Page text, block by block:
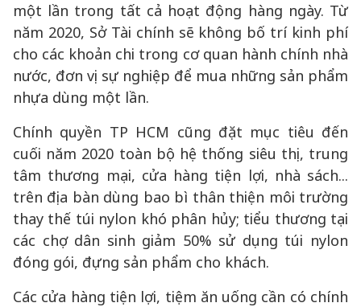
một lần trong tất cả hoạt động hàng ngày. Từ
năm 2020, Sở Tài chính sẽ không bố trí kinh phí
cho các khoản chi trong cơ quan hành chính nhà
nước, đơn vị sự nghiệp để mua những sản phẩm
nhựa dùng một lần.
Chính quyền TP HCM cũng đặt mục tiêu đến
cuối năm 2020 toàn bộ hệ thống siêu thị, trung
tâm thương mại, cửa hàng tiện lợi, nhà sách...
trên địa bàn dùng bao bì thân thiện môi trường
thay thế túi nylon khó phân hủy; tiểu thương tại
các chợ dân sinh giảm 50% sử dụng túi nylon
đóng gói, đựng sản phẩm cho khách.
Các cửa hàng tiện lợi, tiệm ăn uống cần có chính